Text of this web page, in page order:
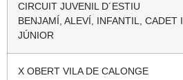
CIRCUIT JUVENIL D´ESTIU
BENJAMÍ, ALEVÍ, INFANTIL, CADET I
JÚNIOR
X OBERT VILA DE CALONGE